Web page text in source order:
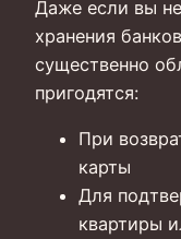
Даже если вы
хранения
существенно
пригодятся:
При
карты
Для
квартиры